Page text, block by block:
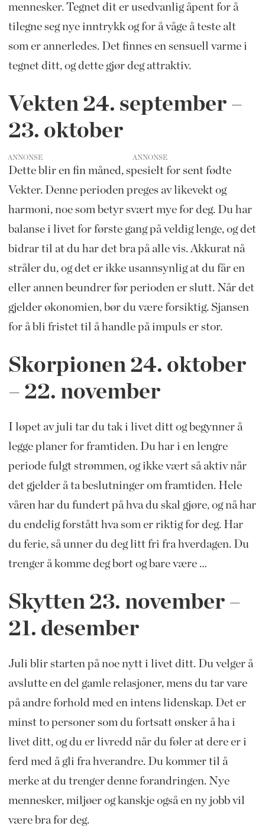
mennesker. Tegnet dit er usedvanlig åpent for å
tilegne seg nye inntrykk og for å våge å teste alt
som er annerledes. Det finnes en sensuell varme i
tegnet ditt, og dette gjør deg attraktiv.
Vekten 24. september –
23. oktober
ANNONSE
Dette blir en fin måned, spesielt for sent fødte
Vekter. Denne perioden preges av likevekt og
harmoni, noe som betyr svært mye for deg. Du har
balanse i livet for første gang på veldig lenge, og det
bidrar til at du har det bra på alle vis. Akkurat nå
stråler du, og det er ikke usannsynlig at du får en
eller annen beundrer før perioden er slutt. Når det
gjelder økonomien, bør du være forsiktig. Sjansen
for å bli fristet til å handle på impuls er stor.
Skorpionen​ 24. oktober
– 22. november
I løpet av juli tar du tak i livet ditt og begynner å
legge planer for framtiden. Du har i en lengre
periode fulgt strømmen, og ikke vært så aktiv når
det gjelder å ta beslutninger om framtiden. Hele
våren har du fundert på hva du skal gjøre, og nå har
du endelig forstått hva som er riktig for deg. Har
du ferie, så unner du deg litt fri fra hverdagen. Du
trenger å komme deg bort og bare være …
Skytten​ 23. november –
21. desember
Juli blir starten på noe nytt i livet ditt. Du velger å
avslutte en del gamle relasjoner, mens du tar vare
på andre forhold med en intens lidenskap. Det er
minst to personer som du fortsatt ønsker å ha i
livet ditt, og du er livredd når du føler at dere er i
ferd med å gli fra hverandre. Du kommer til å
merke at du trenger denne forandringen. Nye
mennesker, miljøer og kanskje også en ny jobb vil
være bra for deg.